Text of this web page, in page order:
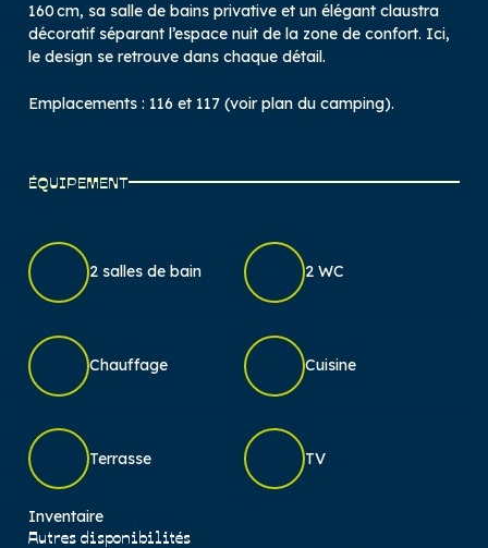
160 cm, sa salle de bains privative et un élégant claustra
décoratif séparant l’espace nuit de la zone de confort. Ici,
le design se retrouve dans chaque détail.
Emplacements : 116 et 117 (voir plan du camping).
ÉQUIPEMENT
2 salles de bain 2 WC
Chauffage Cuisine
Terrasse TV
Inventaire
Autres disponibilités